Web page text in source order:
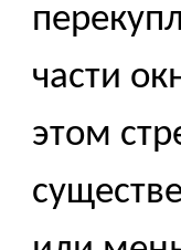
части
этом